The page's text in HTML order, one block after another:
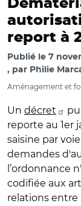
report à
Publié le 7
par Philie
Aménagement et
Un décret
reporte au 1er
saisine par
demandes
l’ordonnance
codifiée aux
relations entre